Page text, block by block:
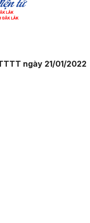
ngày 21/01/2022